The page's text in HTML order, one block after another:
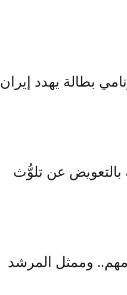
بطالة يهدد إيران
عن تلوُّث
وممثل المرشد